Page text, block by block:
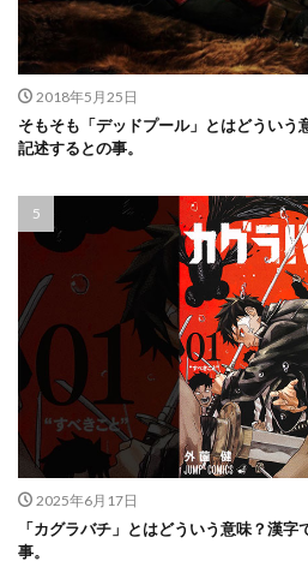
2018年5月25日
そもそも「デッドプール」とはどうい
記述するとの事。
2025年6月17日
「カグラバチ」とはどういう意味？漢
事。